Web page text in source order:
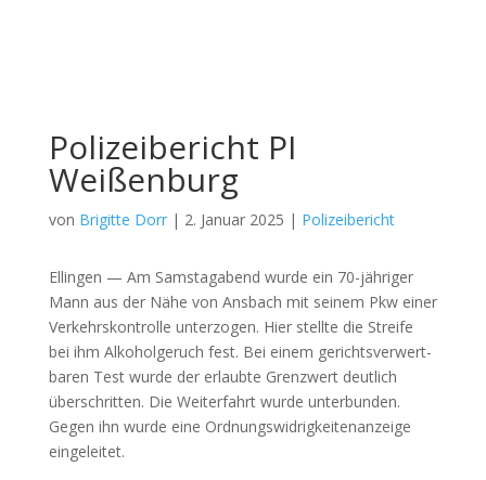
Polizeibericht PI
Weißenburg
von Brigitte Dorr| 2. Januar 2025 | Polizeibericht
Ellin­gen — Am Sams­tag­abend wur­de ein 70-jäh­ri­ger
Mann aus der Nähe von Ans­bach mit sei­nem Pkw einer
Ver­kehrs­kon­trol­le unter­zo­gen. Hier stell­te die Strei­fe
bei ihm Alko­hol­ge­ruch fest. Bei einem gerichts­ver­wert­
ba­ren Test wur­de der erlaub­te Grenz­wert deut­lich
über­schrit­ten. Die Wei­ter­fahrt wur­de unter­bun­den.
Gegen ihn wur­de eine Ord­nungs­wid­rig­kei­ten­an­zei­ge
ein­ge­lei­tet.